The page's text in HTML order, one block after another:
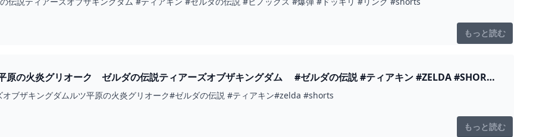
もっと読む
原の火炎グリオーク ゼルダの伝説ティアーズオブザキングダム #ゼルダの伝説 #ティアキン #ZELDA #SHORTS
オブザキングダムルツ平原の火炎グリオーク#ゼルダの伝説 #ティアキン#zelda #shorts
もっと読む